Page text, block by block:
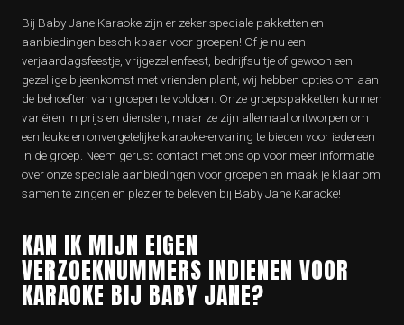
Bij Baby Jane Karaoke zijn er zeker speciale pakketten en
aanbiedingen beschikbaar voor groepen! Of je nu een
verjaardagsfeestje, vrijgezellenfeest, bedrijfsuitje of gewoon een
gezellige bijeenkomst met vrienden plant, wij hebben opties om aan
de behoeften van groepen te voldoen. Onze groepspakketten kunnen
variëren in prijs en diensten, maar ze zijn allemaal ontworpen om
een leuke en onvergetelijke karaoke-ervaring te bieden voor iedereen
in de groep. Neem gerust contact met ons op voor meer informatie
over onze speciale aanbiedingen voor groepen en maak je klaar om
samen te zingen en plezier te beleven bij Baby Jane Karaoke!
KAN IK MIJN EIGEN
VERZOEKNUMMERS INDIENEN VOOR
KARAOKE BIJ BABY JANE?